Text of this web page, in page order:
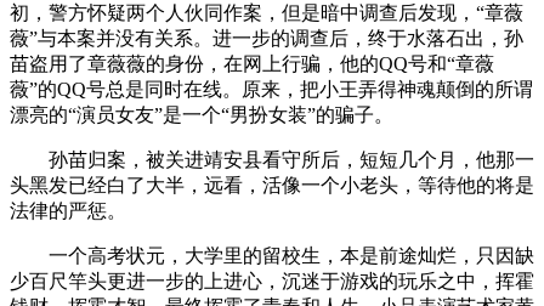
初，警方怀疑两个人伙同作案，但是暗中调查后发现，“章薇
薇”与本案并没有关系。进一步的调查后，终于水落石出，孙
苗盗用了章薇薇的身份，在网上行骗，他的QQ号和“章薇
薇”的QQ号总是同时在线。原来，把小王弄得神魂颠倒的所谓
漂亮的“演员女友”是一个“男扮女装”的骗子。
孙苗归案，被关进靖安县看守所后，短短几个月，他那一
头黑发已经白了大半，远看，活像一个小老头，等待他的将是
法律的严惩。
一个高考状元，大学里的留校生，本是前途灿烂，只因缺
少百尺竿头更进一步的上进心，沉迷于游戏的玩乐之中，挥霍